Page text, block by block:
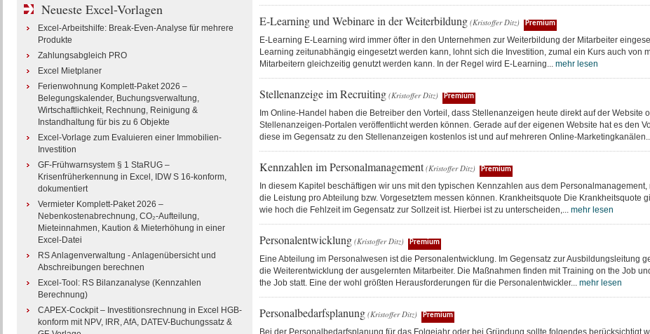
E-Learning und Webinare in der Weiterbildung (Kristoffer Ditz) Premium
E-Learning E-Learning wird immer öfter in den Unternehmen zur Weiterbildung der Mitarbeiter
Learning zeitunabhängig eingesetzt werden kann, lohnt sich die Investition, zumal ein Kurs auch von
Mitarbeitern gleichzeitig genutzt werden kann. In der Regel wird E-Learning... mehr lesen
Stellenanzeige im Recruiting (Kristoffer Ditz) Premium
Im Online-Handel haben die Betreiber den Vorteil, dass Stellenanzeigen heute direkt auf der Website
Stellenanzeigen-Portalen veröffentlicht werden können. Gerade auf der eigenen Website hat es den
diese im Gegensatz zu den Stellenanzeigen kostenlos ist und auf mehreren Online-
Kennzahlen im Personalmanagement (Kristoffer Ditz) Premium
In diesem Kapitel beschäftigen wir uns mit den typischen Kennzahlen aus dem Personalmanagement,
die Leistung pro Abteilung bzw. Vorgesetztem messen können. Krankheitsquote Die Krankheitsquote
wie hoch die Fehlzeit im Gegensatz zur Sollzeit ist. Hierbei ist zu unterscheiden,... mehr lesen
Personalentwicklung (Kristoffer Ditz) Premium
Eine Abteilung im Personalwesen ist die Personalentwicklung. Im Gegensatz zur Ausbildungsleitung
die Weiterentwicklung der ausgelernten Mitarbeiter. Die Maßnahmen finden mit Training on the Job
the Job statt. Eine der wohl größten Herausforderungen für die Personalentwickler... mehr lesen
Personalbedarfsplanung (Kristoffer Ditz) Premium
Bei der Personalbedarfsplanung für das Folgejahr oder bei Gründung sollte folgendes berücksichtigt
Neueste Excel-Vorlagen
Excel-Arbeitshilfe: Break-Even-Analyse für mehrere
Produkte
Zahlungsabgleich PRO
Excel Mietplaner
Ferienwohnung Komplett-Paket 2026 –
Belegungskalender, Buchungsverwaltung,
Wirtschaftlichkeit, Rechnung, Reinigung &
Instandhaltung für bis zu 6 Objekte
Excel-Vorlage zum Evaluieren einer Immobilien-
Investition
GF-Frühwarnsystem § 1 StaRUG –
Krisenfrüherkennung in Excel, IDW S 16-konform,
dokumentiert
Vermieter Komplett-Paket 2026 –
Nebenkostenabrechnung, CO₂-Aufteilung,
Mieteinnahmen, Kaution & Mieterhöhung in einer
Excel-Datei
RS Anlagenverwaltung - Anlagenübersicht und
Abschreibungen berechnen
Excel-Tool: RS Bilanzanalyse (Kennzahlen
Berechnung)
CAPEX-Cockpit – Investitionsrechnung in Excel HGB-
konform mit NPV, IRR, AfA, DATEV-Buchungssatz &